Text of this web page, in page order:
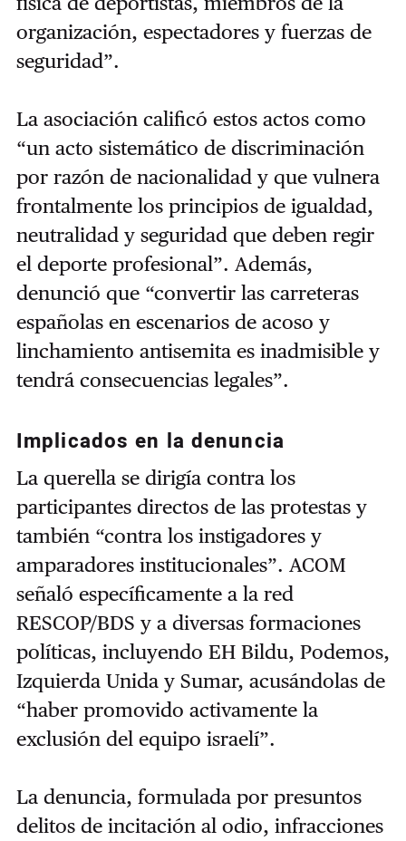
organización, espectadores y fuerzas de
seguridad”.
La asociación calificó estos actos como
“un acto sistemático de discriminación
por razón de nacionalidad y que vulnera
frontalmente los principios de igualdad,
neutralidad y seguridad que deben regir
el deporte profesional”. Además,
denunció que “convertir las carreteras
españolas en escenarios de acoso y
linchamiento antisemita es inadmisible y
tendrá consecuencias legales”.
Implicados en la denuncia
La querella se dirigía contra los
participantes directos de las protestas y
también “contra los instigadores y
amparadores institucionales”. ACOM
señaló específicamente a la red
RESCOP/BDS y a diversas formaciones
políticas, incluyendo EH Bildu, Podemos,
Izquierda Unida y Sumar, acusándolas de
“haber promovido activamente la
exclusión del equipo israelí”.
La denuncia, formulada por presuntos
delitos de incitación al odio, infracciones